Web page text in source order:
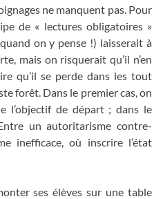
ne manquent pas. Pour
de « lectures obligatoires »
on y pense !) laisserait à
mais on risquerait qu’il n’en
qu’il se perde dans les tout
forêt. Dans le premier cas, on
l’objectif de départ ; dans le
un autoritarisme contre-
inefficace, où inscrire l’état
ses élèves sur une table